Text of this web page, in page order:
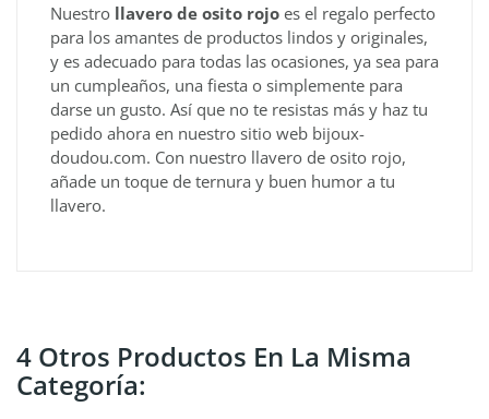
Nuestro llavero de osito rojo es el regalo perfecto
para los amantes de productos lindos y originales,
y es adecuado para todas las ocasiones, ya sea para
un cumpleaños, una fiesta o simplemente para
darse un gusto. Así que no te resistas más y haz tu
pedido ahora en nuestro sitio web bijoux-
doudou.com. Con nuestro llavero de osito rojo,
añade un toque de ternura y buen humor a tu
llavero.
4 Otros Productos En La Misma
Categoría: